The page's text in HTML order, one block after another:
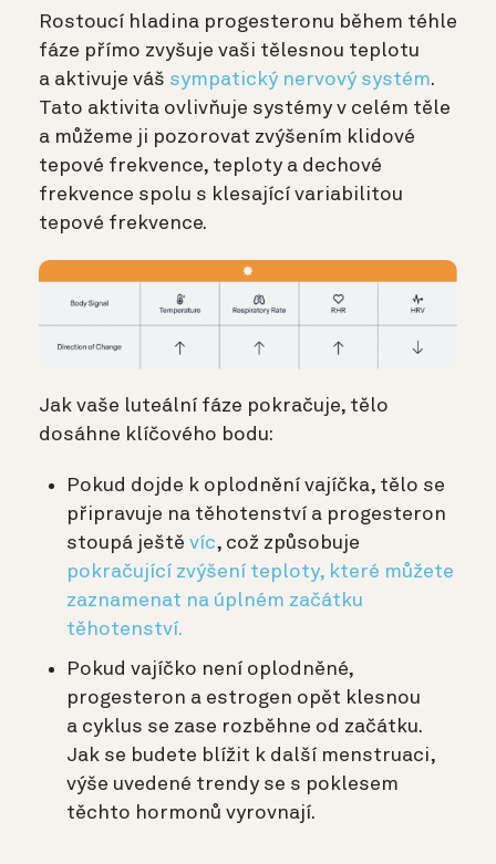
Rostoucí hladina progesteronu během téhle
fáze přímo zvyšuje vaši tělesnou teplotu
a aktivuje váš sympatický nervový systém.
Tato aktivita ovlivňuje systémy v celém těle
a můžeme ji pozorovat zvýšením klidové
tepové frekvence, teploty a dechové
frekvence spolu s klesající variabilitou
tepové frekvence.
Jak vaše luteální fáze pokračuje, tělo
dosáhne klíčového bodu:
Pokud dojde k oplodnění vajíčka, tělo se
připravuje na těhotenství a progesteron
stoupá ještě víc, což způsobuje
pokračující zvýšení teploty, které můžete
zaznamenat na úplném začátku
těhotenství.
Pokud vajíčko není oplodněné,
progesteron a estrogen opět klesnou
a cyklus se zase rozběhne od začátku.
Jak se budete blížit k další menstruaci,
výše uvedené trendy se s poklesem
těchto hormonů vyrovnají.